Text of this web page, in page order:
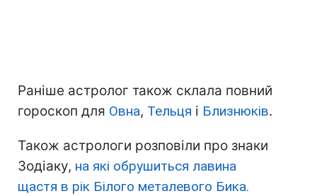
Раніше астролог також склала повний
гороскоп для Овна, Тельця і Близнюків.
Також астрологи розповіли про знаки
Зодіаку, на які обрушиться лавина
щастя в рік Білого металевого Бика.